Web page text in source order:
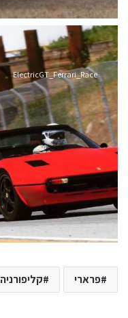
ElectricGT_Ferrari_Race
פרארי קליפורניה